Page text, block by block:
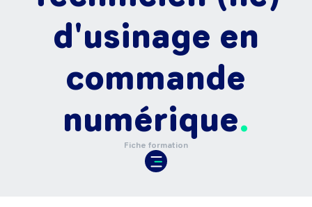
d'usinage en
commande
numérique
Fiche formation